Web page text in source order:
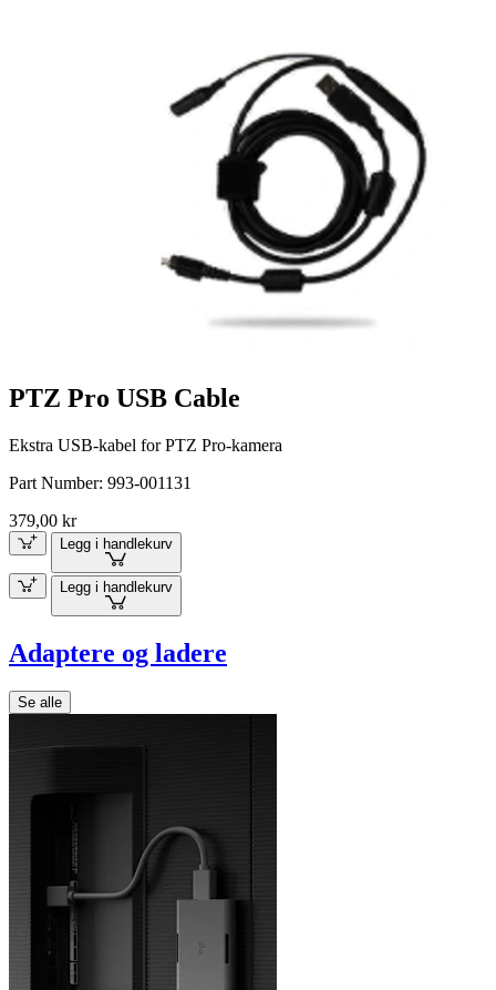
PTZ Pro USB Cable
Ekstra USB-kabel for PTZ Pro-kamera
Part Number: 993-001131
379,00 kr
Legg i handlekurv
Legg i handlekurv
Adaptere og ladere
Se alle